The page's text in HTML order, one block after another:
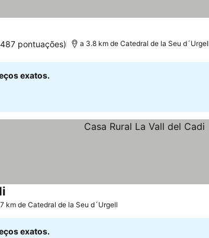
pontuações) a 3.8 km de Catedral de la Seu d´Urgell
exatos.
km de Catedral de la Seu d´Urgell
exatos.